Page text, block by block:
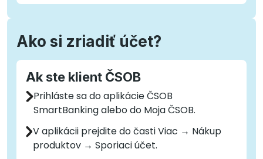
Ako si zriadiť účet?
Ak ste klient ČSOB
Prihláste sa do aplikácie ČSOB
SmartBanking alebo do Moja ČSOB.
V aplikácii prejdite do časti Viac → Nákup
produktov → Sporiaci účet.